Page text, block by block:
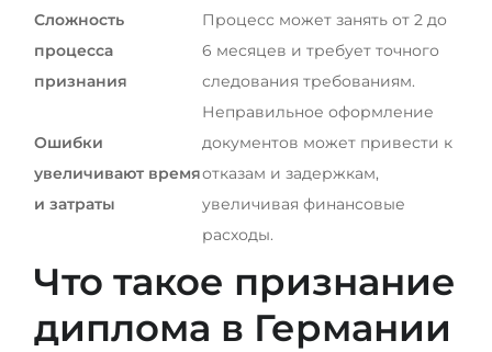
Сложность
процесса
признания
Процесс может занять от 2 до
6 месяцев и требует точного
следования требованиям.
Ошибки
увеличивают время
и затраты
Неправильное оформление
документов может привести к
отказам и задержкам,
увеличивая финансовые
расходы.
Что такое признание
диплома в Германии